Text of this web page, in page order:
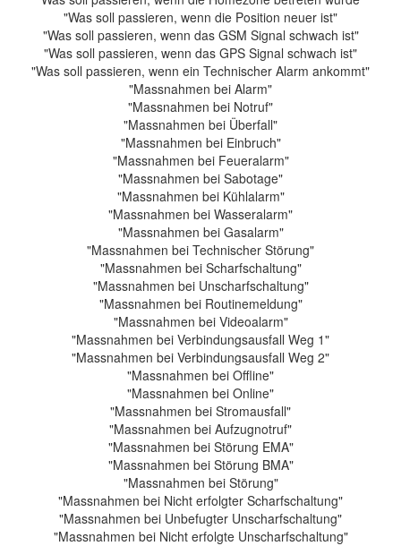
"Was soll passieren, wenn die Position neuer ist"
"Was soll passieren, wenn das GSM Signal schwach ist"
"Was soll passieren, wenn das GPS Signal schwach ist"
"Was soll passieren, wenn ein Technischer Alarm ankommt"
"Massnahmen bei Alarm"
"Massnahmen bei Notruf"
"Massnahmen bei Überfall"
"Massnahmen bei Einbruch"
"Massnahmen bei Feueralarm"
"Massnahmen bei Sabotage"
"Massnahmen bei Kühlalarm"
"Massnahmen bei Wasseralarm"
"Massnahmen bei Gasalarm"
"Massnahmen bei Technischer Störung"
"Massnahmen bei Scharfschaltung"
"Massnahmen bei Unscharfschaltung"
"Massnahmen bei Routinemeldung"
"Massnahmen bei Videoalarm"
"Massnahmen bei Verbindungsausfall Weg 1"
"Massnahmen bei Verbindungsausfall Weg 2"
"Massnahmen bei Offline"
"Massnahmen bei Online"
"Massnahmen bei Stromausfall"
"Massnahmen bei Aufzugnotruf"
"Massnahmen bei Störung EMA"
"Massnahmen bei Störung BMA"
"Massnahmen bei Störung"
"Massnahmen bei Nicht erfolgter Scharfschaltung"
"Massnahmen bei Unbefugter Unscharfschaltung"
"Massnahmen bei Nicht erfolgte Unscharfschaltung"